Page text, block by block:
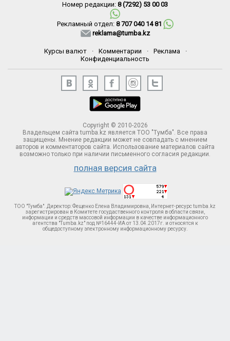
Номер редакции: 8 (7292) 53 00 03
Рекламный отдел: 8 707 040 14 81
reklama@tumba.kz
Курсы валют · Комментарии · Реклама
·
Конфиденциальность
Copyright © 2010-2026
Владельцем сайта tumba.kz является ТОО "Тумба". Все права
защищены. Мнение редакции может не совпадать с мнением
авторов и комментаторов сайта. Использование материалов сайта
возможно только при наличии письменного согласия редакции.
полная версия сайта
ТОО "Тумба". Директор: Фещенко Елена Владимировна, Интернет-ресурс tumba.kz
зарегистрирован в Комитете госудаственного контроля в области связи,
информации и средств массовой информации в качестве информационного
агентства "Tumba.kz" под №16444-ИА от 13.04.2017г. и относятся к
общедоступному электронному информационному ресурсу.